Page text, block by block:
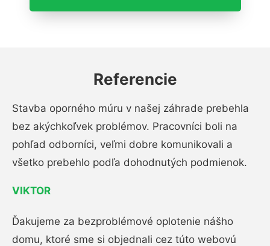
Referencie
Stavba oporného múru v našej záhrade prebehla
bez akýchkoľvek problémov. Pracovníci boli na
pohľad odborníci, veľmi dobre komunikovali a
všetko prebehlo podľa dohodnutých podmienok.
VIKTOR
Ďakujeme za bezproblémové oplotenie nášho
domu, ktoré sme si objednali cez túto webovú